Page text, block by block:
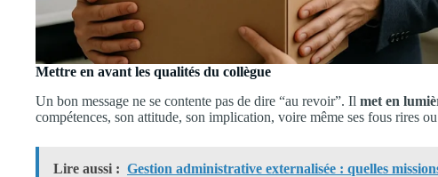
Mettre en avant les qualités du collègue
Un bon message ne se contente pas de dire “au revoir”. Il met en
compétences, son attitude, son implication, voire même ses fous rires
Lire aussi : Gestion administrative externalisée : quelles